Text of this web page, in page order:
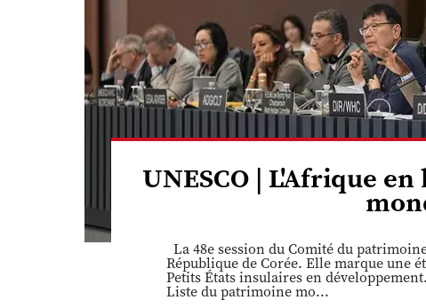
UNESCO | L'Afrique
La 48e session du Comité du
République de Corée. Elle marque une
Petits États insulaires en
Liste du patrimoine mo...